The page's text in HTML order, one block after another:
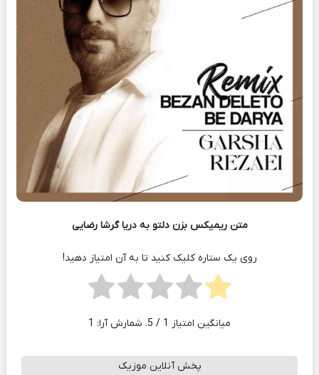
متن ریمیکس بزن دلتو به دریا گرشا رضایی
روی یک ستاره کلیک کنید تا به آن امتیاز دهید!
میانگین امتیاز 1 / 5. شمارش آرا: 1
پخش آنلاین موزیک